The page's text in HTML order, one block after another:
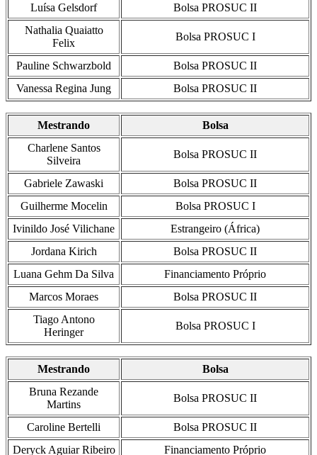
Luísa Gelsdorf
Bolsa PROSUC II
Nathalia Quaiatto
Felix
Bolsa PROSUC I
Pauline Schwarzbold
Bolsa PROSUC II
Vanessa Regina Jung
Bolsa PROSUC II
Mestrando
Bolsa
Charlene Santos
Silveira
Bolsa PROSUC II
Gabriele Zawaski
Bolsa PROSUC II
Guilherme Mocelin
Bolsa PROSUC I
Ivinildo José Vilichane
Estrangeiro (África)
Jordana Kirich
Bolsa PROSUC II
Luana Gehm Da Silva
Financiamento Próprio
Marcos Moraes
Bolsa PROSUC II
Tiago Antono
Heringer
Bolsa PROSUC I
Mestrando
Bolsa
Bruna Rezande
Martins
Bolsa PROSUC II
Caroline Bertelli
Bolsa PROSUC II
Deryck Aguiar Ribeiro
Financiamento Próprio